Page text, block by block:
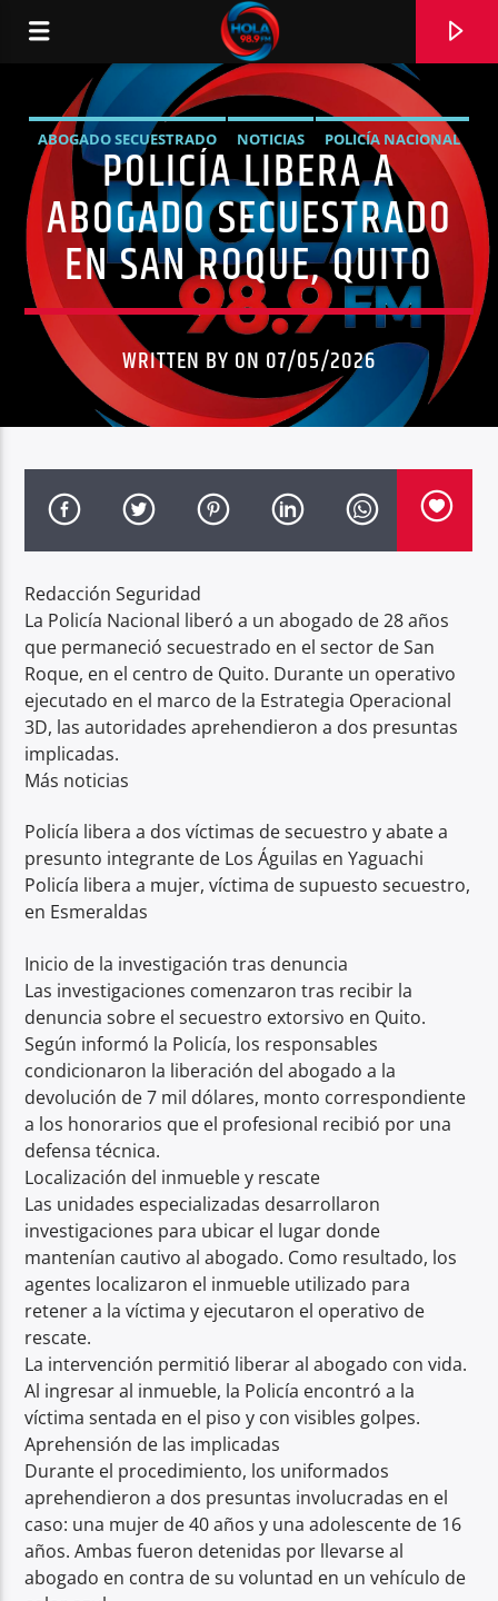
RADIO HOLA
0:00
Radio hola
ABOGADO SECUESTRADO NOTICIAS
POLICÍA NACIONAL
QUITO
SECUESTRO EXTORSIVO
SEGURIDAD
SÍNTESIS NOTICIOSA
POLICÍA LIBERA A
ABOGADO SECUESTRADO
EN SAN ROQUE, QUITO
WRITTEN BY ON 07/05/2026
Redacción Seguridad
La Policía Nacional liberó a un abogado de 28 años
que permaneció secuestrado en el sector de San
Roque, en el centro de Quito. Durante un operativo
ejecutado en el marco de la Estrategia Operacional
3D, las autoridades aprehendieron a dos presuntas
implicadas.
Más noticias
Policía libera a dos víctimas de secuestro y abate a
presunto integrante de Los Águilas en Yaguachi
Policía libera a mujer, víctima de supuesto secuestro,
en Esmeraldas
Inicio de la investigación tras denuncia
Las investigaciones comenzaron tras recibir la
denuncia sobre el secuestro extorsivo en Quito.
Según informó la Policía, los responsables
condicionaron la liberación del abogado a la
devolución de 7 mil dólares, monto correspondiente
a los honorarios que el profesional recibió por una
defensa técnica.
Localización del inmueble y rescate
Las unidades especializadas desarrollaron
investigaciones para ubicar el lugar donde
mantenían cautivo al abogado. Como resultado, los
agentes localizaron el inmueble utilizado para
retener a la víctima y ejecutaron el operativo de
rescate.
La intervención permitió liberar al abogado con vida.
Al ingresar al inmueble, la Policía encontró a la
víctima sentada en el piso y con visibles golpes.
Aprehensión de las implicadas
Durante el procedimiento, los uniformados
aprehendieron a dos presuntas involucradas en el
caso: una mujer de 40 años y una adolescente de 16
años. Ambas fueron detenidas por llevarse al
abogado en contra de su voluntad en un vehículo de